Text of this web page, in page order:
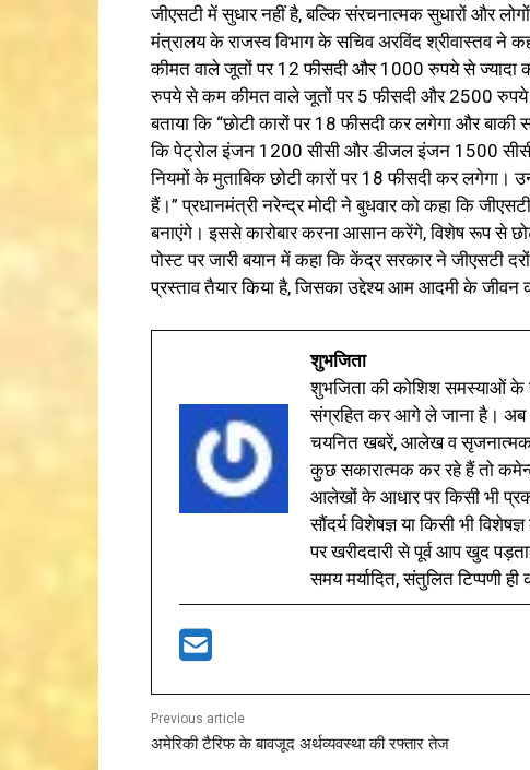
जीएसटी में सुधार नहीं है, बल्कि संरचनात्मक सुधारों और
मंत्रालय के राजस्व विभाग के सचिव अरविंद श्रीवास्तव
कीमत वाले जूतों पर 12 फीसदी और 1000 रुपये से
रुपये से कम कीमत वाले जूतों पर 5 फीसदी और 2500 रुपये
बताया कि “छोटी कारों पर 18 फीसदी कर लगेगा और बाकी
कि पेट्रोल इंजन 1200 सीसी और डीजल इंजन 1500 सीसी
नियमों के मुताबिक छोटी कारों पर 18 फीसदी कर लगेगा।
हैं।” प्रधानमंत्री नरेन्द्र मोदी ने बुधवार को कहा कि
बनाएंगे। इससे कारोबार करना आसान करेंगे, विशेष रूप से छोटे
पोस्ट पर जारी बयान में कहा कि केंद्र सरकार ने जीएसटी
प्रस्ताव तैयार किया है, जिसका उद्देश्य आम आदमी के
शुभजिता
शुभजिता की कोशिश समस्याओं के
संग्रहित कर आगे ले जाना है। अब
चयनित खबरें, आलेख व सृजनात्मक
कुछ सकारात्मक कर रहे हैं तो
आलेखों के आधार पर किसी भी
सौंदर्य विशेषज्ञ या किसी भी
पर खरीददारी से पूर्व आप खुद
समय मर्यादित, संतुलित टिप्पणी ही
Previous article
अमेरिकी टैरिफ के बावजूद अर्थव्यवस्था की रफ्तार तेज